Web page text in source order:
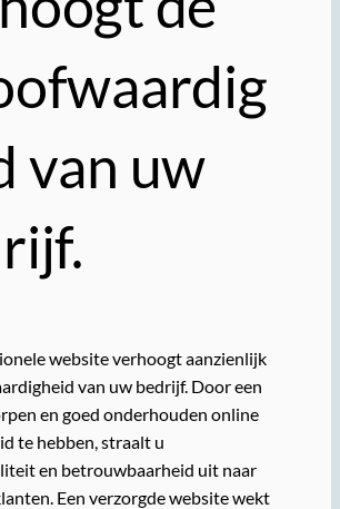
van uw
website verhoogt aanzienlijk
van uw bedrijf. Door een
en goed onderhouden online
te hebben, straalt u
en betrouwbaarheid uit naar
Een verzorgde website wekt